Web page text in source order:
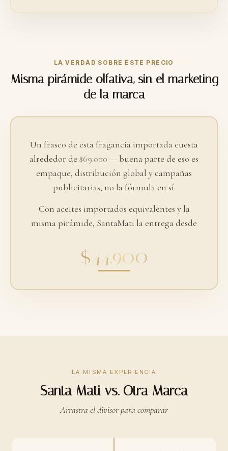
LA VERDAD SOBRE ESTE PRECIO
Misma pirámide olfativa, sin el marketing
de la marca
Un frasco de esta fragancia importada cuesta
alrededor de $69.000— buena parte de eso es
empaque, distribución global y campañas
publicitarias, no la fórmula en sí.
Con aceites importados equivalentes y la
misma pirámide, SantaMati la entrega desde
$44.900
LA MISMA EXPERIENCIA
Santa Mati vs. Otra Marca
Arrastra el divisor para comparar